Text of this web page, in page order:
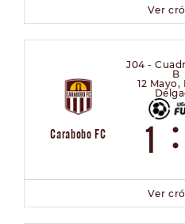
Ver
Carabobo FC
J04 -
B
12 Mayo,
1 :
Ver